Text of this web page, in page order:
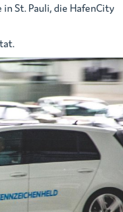
St. Pauli, die HafenCity